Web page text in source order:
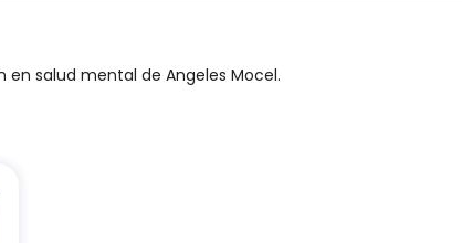
salud mental de Angeles Mocel.